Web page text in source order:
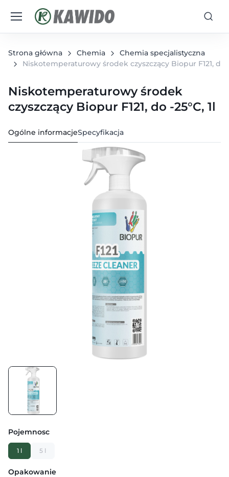
Strona główna Chemia
Chemia specjalistyczna
Niskotemperaturowy środek czyszczący Biopur F121, do -
Niskotemperaturowy środek
czyszczący Biopur F121, do -25°C, 1l
Ogólne informacjeSpecyfikacja
Pojemnosc
1 l 5 l
Opakowanie